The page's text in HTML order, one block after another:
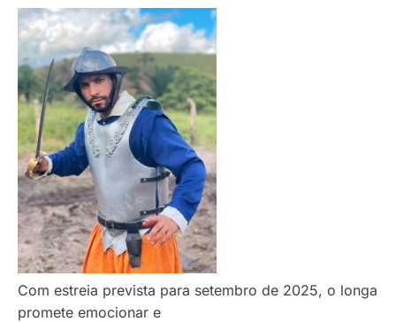
Com estreia prevista para setembro de 2025, o longa
promete emocionar e